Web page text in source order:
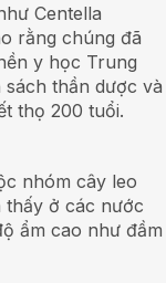
Centella
rằng chúng đã
y học Trung
thần dược và
thọ 200 tuổi.
nhóm cây leo
thấy ở các nước
ẩm cao như đầm